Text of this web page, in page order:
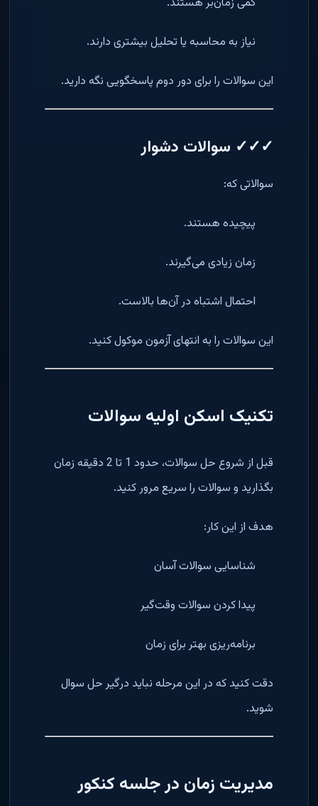
نیاز به محاسبه یا تحلیل بیشتری دارند.
این سوالات را برای دور دوم پاسخگویی نگه دارید.
✓✓✓ سوالات دشوار
سوالاتی که:
پیچیده هستند.
زمان زیادی می‌گیرند.
احتمال اشتباه در آن‌ها بالاست.
این سوالات را به انتهای آزمون موکول کنید.
تکنیک اسکن اولیه سوالات
قبل از شروع حل سوالات، حدود 1 تا 2 دقیقه زمان
بگذارید و سوالات را سریع مرور کنید.
هدف از این کار:
شناسایی سوالات آسان
پیدا کردن سوالات وقت‌گیر
برنامه‌ریزی بهتر برای زمان
دقت کنید که در این مرحله نباید درگیر حل سوال
شوید.
مدیریت زمان در جلسه کنکور